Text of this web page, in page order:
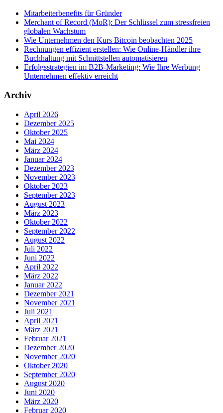
Mitarbeiterbenefits für Gründer
Merchant of Record (MoR): Der Schlüssel zum stressfreien
globalen Wachstum
Wie Unternehmen den Kurs Bitcoin beobachten 2025
Rechnungen effizient erstellen: Wie Online-Händler ihre
Buchhaltung mit Schnittstellen automatisieren
Erfolgsstrategien im B2B-Marketing: Wie Ihre Werbung
Unternehmen effektiv erreicht
Archiv
April 2026
Dezember 2025
Oktober 2025
Mai 2024
März 2024
Januar 2024
Dezember 2023
November 2023
Oktober 2023
September 2023
August 2023
März 2023
Oktober 2022
September 2022
August 2022
Juli 2022
Juni 2022
April 2022
März 2022
Januar 2022
Dezember 2021
November 2021
Juli 2021
April 2021
März 2021
Februar 2021
Dezember 2020
November 2020
Oktober 2020
September 2020
August 2020
Juni 2020
März 2020
Februar 2020